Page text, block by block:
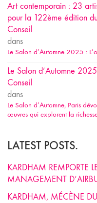
Art contemporain : 23
pour la 122ème édition
Conseil
dans
Le Salon d’Automne 2025 :
Le Salon d’Automne
Conseil
dans
Le Salon d’Automne, Paris
œuvres qui explorent la
LATEST POSTS.
KARDHAM REMPORTE
MANAGEMENT
KARDHAM, MÉCÈNE